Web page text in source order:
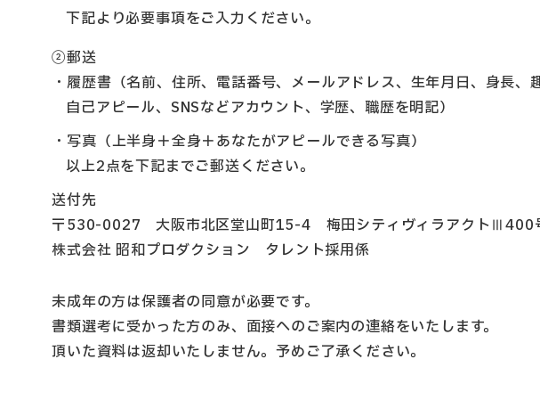
下記より必要事項をご入力ください。
②郵送
履歴書（名前、住所、電話番号、メールアドレス、生年月日、身長、
自己アピール、SNSなどアカウント、学歴、職歴を明記）
写真（上半身＋全身＋あなたがアピールできる写真）
以上2点を下記までご郵送ください。
送付先
〒530-0027 大阪市北区堂山町15-4 梅田シティヴィラアクトⅢ400
株式会社 昭和プロダクション タレント採用係
未成年の方は保護者の同意が必要です。
書類選考に受かった方のみ、面接へのご案内の連絡をいたします。
頂いた資料は返却いたしません。予めご了承ください。